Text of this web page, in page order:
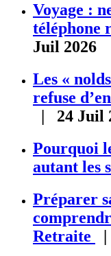
Voyage :
téléphone
Juil 2026
Les «
refuse
| 24 Juil
Pourquoi
autant les
Préparer
Retraite